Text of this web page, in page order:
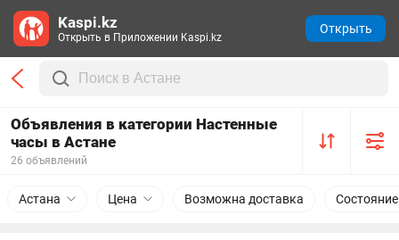
Объявления в категории Настенные
часы в Астане
26 объявлений
Астана Цена Возможна доставка Состояние
Kaspi.kz
Открыть в Приложении Kaspi.kz
Открыть